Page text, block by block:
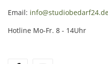
Email:
Hotline Mo-Fr. 8 - 14Uhr